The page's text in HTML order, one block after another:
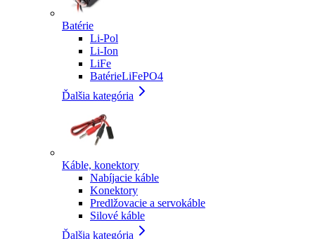
Batérie
Li-Pol
Li-Ion
LiFe
BatérieLiFePO4
Ďalšia kategória
Káble, konektory
Nabíjacie káble
Konektory
Predlžovacie a servokáble
Silové káble
Ďalšia kategória